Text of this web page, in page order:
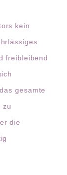
kein
freibleibend
gesamte
zu
die